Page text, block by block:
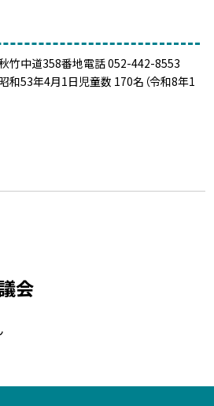
竹中道358番地電話 052-442-8553
和53年4月1日児童数 170名（令和8年1
会